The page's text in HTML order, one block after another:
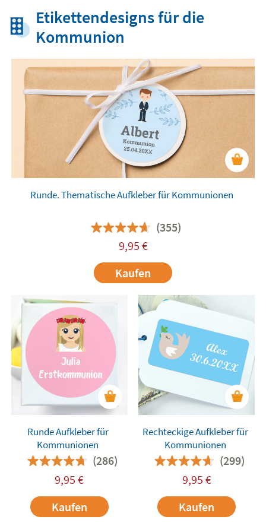
Etikettendesigns für die
Kommunion
Runde. Thematische Aufkleber für Kommunionen
(355)
9,95 €
Kaufen
Runde Aufkleber für
Kommunionen
(286)
9,95 €
Kaufen
Rechteckige Aufkleber für
Kommunionen
(299)
9,95 €
Kaufen